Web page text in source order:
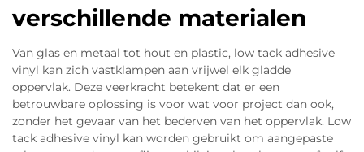
verschillende materialen
Van glas en metaal tot hout en plastic, low tack adhesive
vinyl kan zich vastklampen aan vrijwel elk gladde
oppervlak. Deze veerkracht betekent dat er een
betrouwbare oplossing is voor wat voor project dan ook,
zonder het gevaar van het bederven van het oppervlak. Low
tack adhesive vinyl kan worden gebruikt om aangepaste